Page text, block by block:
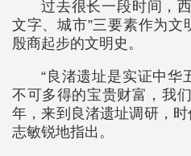
过去很长一段时间，
文字、城市”三要素作为文
殷商起步的文明史。
“良渚遗址是实证中华
不可多得的宝贵财富，我
年，来到良渚遗址调研，
志敏锐地指出。